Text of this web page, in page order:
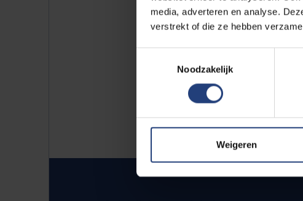
media, adverteren en analyse.
verstrekt of die ze hebben
Noodzakelijk
Weigeren
The full URL
E.g. https://